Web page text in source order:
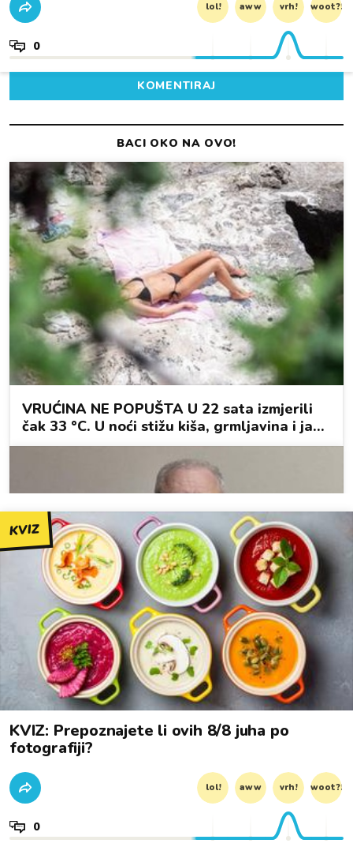
lol! aww vrh! woot?!
0
KOMENTIRAJ
KVIZ
KVIZ: Prepoznajete li ovih 8/8 juha po
fotografiji?
lol! aww vrh! woot?!
0